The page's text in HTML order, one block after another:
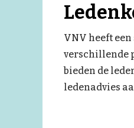
VNV heeft
verschillende
bieden de
ledenadvies